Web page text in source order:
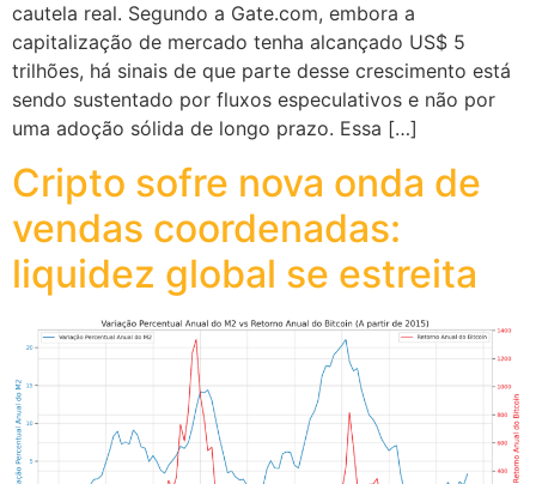
cautela real. Segundo a Gate.com, embora a
capitalização de mercado tenha alcançado US$ 5
trilhões, há sinais de que parte desse crescimento está
sendo sustentado por fluxos especulativos e não por
uma adoção sólida de longo prazo. Essa […]
Cripto sofre nova onda de
vendas coordenadas:
liquidez global se estreita